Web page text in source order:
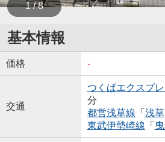
1 / 8
基本情報
価格 -
交通
つくばエクスプ
分
都営浅草線 「 浅草
東武伊勢崎線 「